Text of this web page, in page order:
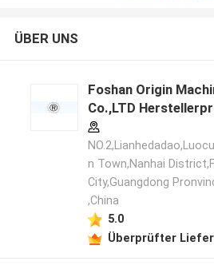
ÜBER UNS
Foshan Origin
Co.,LTD
n Town,Nanhai
City,Guangdong
,China
5.0
Überprüfter